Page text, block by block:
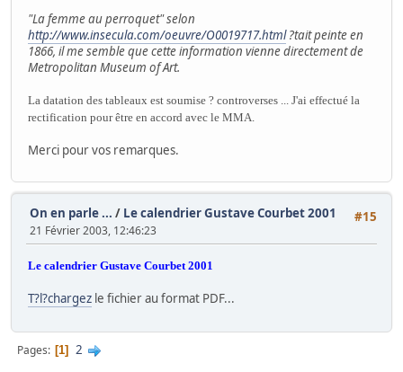
"La femme au perroquet" selon
http://www.insecula.com/oeuvre/O0019717.html?tait peinte en
1866, il me semble que cette information vienne directement de
Metropolitan Museum of Art.
La datation des tableaux est soumise ? controverses ... J'ai effectué la
rectification pour être en accord avec le MMA.
Merci pour vos remarques.
#15
On en parle ... / Le calendrier Gustave Courbet 2001
21 Février 2003, 12:46:23
Le calendrier Gustave Courbet 2001
T?l?chargez le fichier au format PDF...
Pages 1 2